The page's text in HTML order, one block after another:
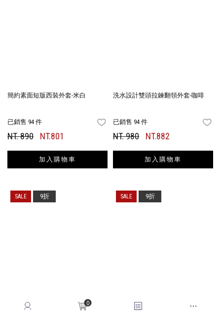
0
簡約素面短版西裝外套-米白
已銷售 94 件 FAVORITES
NT. 890 NT.801
加入購物車
洗水設計雙頭拉鍊翻領外套-咖啡
已銷售 94 件
NT. 980 NT.882
加入購物車
9折 9折